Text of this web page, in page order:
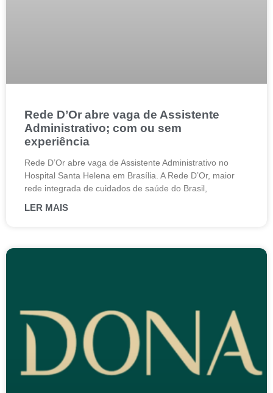
Rede D’Or abre vaga de Assistente
Administrativo; com ou sem
experiência
Rede D’Or abre vaga de Assistente Administrativo no
Hospital Santa Helena em Brasília. A Rede D’Or, maior
rede integrada de cuidados de saúde do Brasil,
LER MAIS